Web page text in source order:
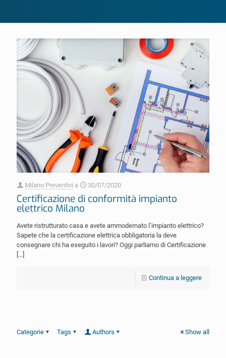
Milano Preventivi a 30/07/2020
Certificazione di conformità impianto
elettrico Milano
Avete ristrutturato casa e avete ammodernato l’impianto elettrico?
Sapete che la certificazione elettrica obbligatoria la deve
consegnare chi ha eseguito i lavori? Oggi parliamo di Certificazione
[…]
Continua a leggere
Categorie Tags Authors Show all